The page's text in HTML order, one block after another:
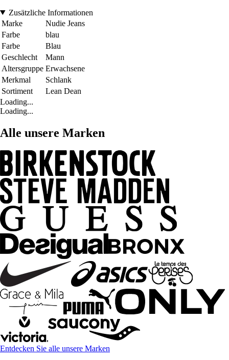
Zusätzliche Informationen
Marke
Nudie Jeans
Farbe
blau
Farbe
Blau
Geschlecht
Mann
Altersgruppe Erwachsene
Merkmal
Schlank
Sortiment
Lean Dean
Loading...
Loading...
Alle unsere Marken
Entdecken Sie alle unsere Marken